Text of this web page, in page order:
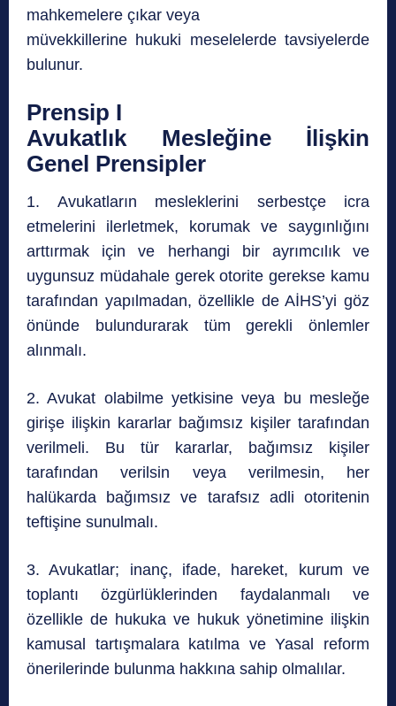
mahkemelere çıkar veya
müvekkillerine hukuki meselelerde tavsiyelerde
bulunur.
Prensip I
Avukatlık Mesleğine İlişkin
Genel Prensipler
1. Avukatların mesleklerini serbestçe icra
etmelerini ilerletmek, korumak ve saygınlığını
arttırmak için ve herhangi bir ayrımcılık ve
uygunsuz müdahale gerek otorite gerekse kamu
tarafından yapılmadan, özellikle de AİHS’yi göz
önünde bulundurarak tüm gerekli önlemler
alınmalı.
2. Avukat olabilme yetkisine veya bu mesleğe
girişe ilişkin kararlar bağımsız kişiler tarafından
verilmeli. Bu tür kararlar, bağımsız kişiler
tarafından verilsin veya verilmesin, her
halükarda bağımsız ve tarafsız adli otoritenin
teftişine sunulmalı.
3. Avukatlar; inanç, ifade, hareket, kurum ve
toplantı özgürlüklerinden faydalanmalı ve
özellikle de hukuka ve hukuk yönetimine ilişkin
kamusal tartışmalara katılma ve Yasal reform
önerilerinde bulunma hakkına sahip olmalılar.